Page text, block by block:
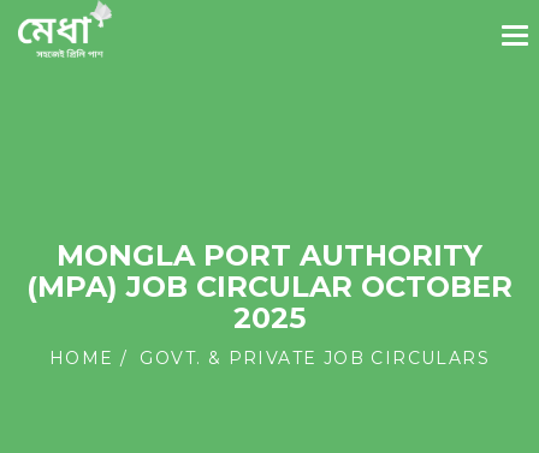
MONGLA PORT AUTHORITY
(MPA) JOB CIRCULAR OCTOBER
2025
HOME GOVT. & PRIVATE JOB CIRCULARS